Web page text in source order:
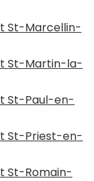
St-Marcellin-
St-Martin-la-
St-Paul-en-
St-Priest-en-
St-Romain-